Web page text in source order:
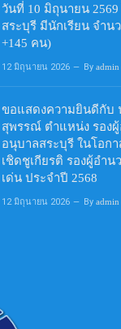
วันที่ 10 มิถุนายน 2569
สระบุรี มีนักเรียน จำน
+145 คน)
12 มิถุนายน 2026 By admin
ขอแสดงความยินดีกับ
สุพรรณ์ ตำแหน่ง รองผู้
อนุบาลสระบุรี ในโอก
เชิดชูเกียรติ รองผู้อำ
เด่น ประจำปี 2568
12 มิถุนายน 2026 By admin